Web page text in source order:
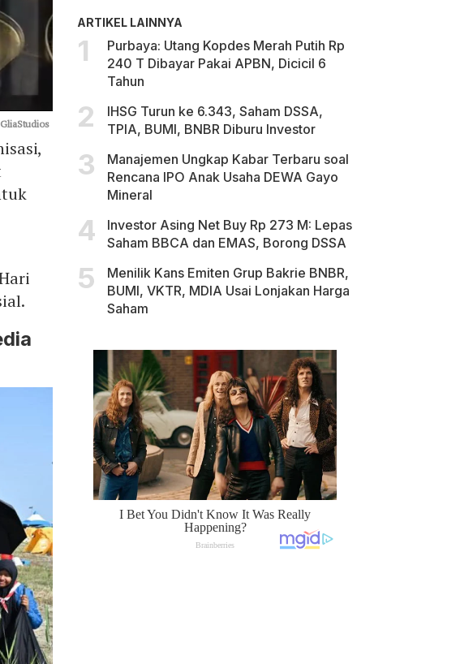
GliaStudios
ARTIKEL LAINNYA
Purbaya: Utang Kopdes Merah Putih Rp
240 T Dibayar Pakai APBN, Dicicil 6
Tahun
IHSG Turun ke 6.343, Saham DSSA,
TPIA, BUMI, BNBR Diburu Investor
Manajemen Ungkap Kabar Terbaru soal
Rencana IPO Anak Usaha DEWA Gayo
Mineral
Investor Asing Net Buy Rp 273 M: Lepas
Saham BBCA dan EMAS, Borong DSSA
Menilik Kans Emiten Grup Bakrie BNBR,
BUMI, VKTR, MDIA Usai Lonjakan Harga
Saham